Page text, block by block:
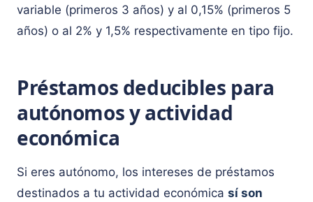
variable (primeros 3 años) y al 0,15% (primeros 5
años) o al 2% y 1,5% respectivamente en tipo fijo.
Préstamos deducibles para
autónomos y actividad
económica
Si eres autónomo, los intereses de préstamos
destinados a tu actividad económica sí son